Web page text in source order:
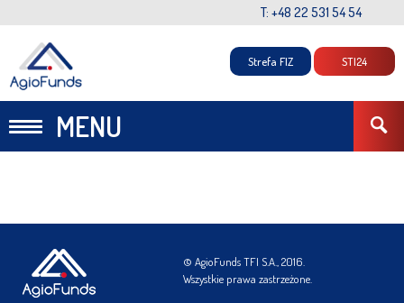
T: +48 22 531 54 54
MENU
Strefa FIZ STI24
© AgioFunds TFI S.A., 2016.
Wszystkie prawa zastrzeżone.